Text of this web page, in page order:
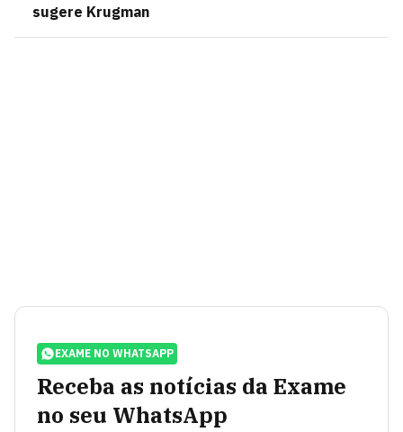
sugere Krugman
EXAME NO WHATSAPP
Receba as notícias da Exame
no seu WhatsApp